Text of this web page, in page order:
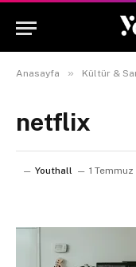
Anasayfa » Kültür &
netflix
Youthall 1 Temmuz